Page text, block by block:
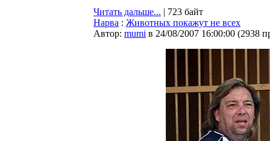
Читать дальше... | 723 байт
Нарва : Животных покажут не всех
Автор: mumi в 24/08/2007 16:00:00 (2938